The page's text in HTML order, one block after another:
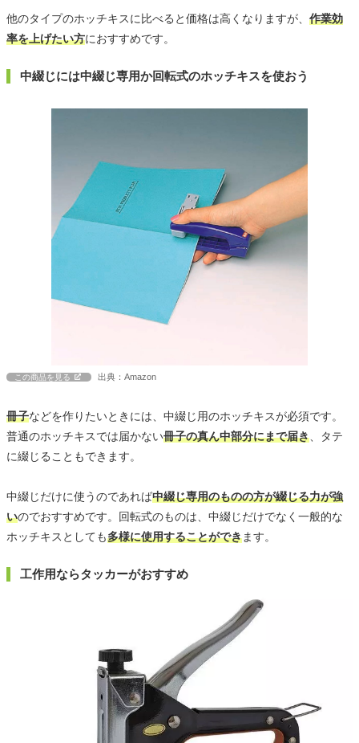
他のタイプのホッチキスに比べると価格は高くなりますが、 作業効
率を上げたい方におすすめです。
中綴じには中綴じ専用か回転式のホッチキスを使おう
この商品を見る 出典：Amazon
冊子などを作りたいときには、中綴じ用のホッチキスが必須です。
普通のホッチキスでは届かない冊子の真ん中部分にまで届き 、タテ
に綴じることもできます。
中綴じだけに使うのであれば中綴じ専用のものの方が綴じる力が強
いのでおすすめです。回転式のものは、中綴じだけでなく一般的な
ホッチキスとしても多様に使用することができます。
工作用ならタッカーがおすすめ